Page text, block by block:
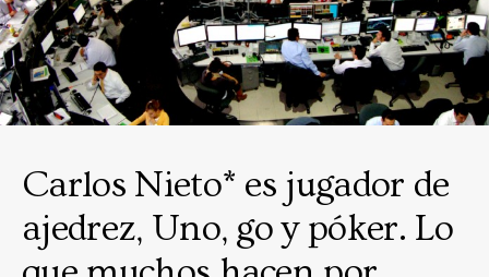
Carlos Nieto* es jugador de
ajedrez, Uno, go y póker. Lo